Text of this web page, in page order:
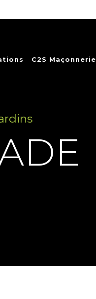
C2S Maçonnerie